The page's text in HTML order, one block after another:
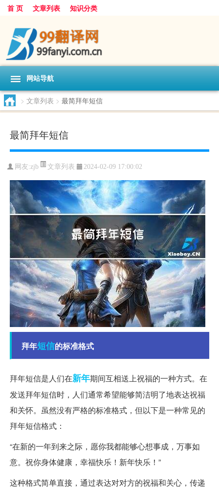
首 页 文章列表 知识分类
网站导航
> 文章列表 > 最简拜年短信
最简拜年短信
网友:zjb 文章列表 2024-02-09 17:00:02
拜年短信的标准格式
拜年短信是人们在新年期间互相送上祝福的一种方式。在
发送拜年短信时，人们通常希望能够简洁明了地表达祝福
和关怀。虽然没有严格的标准格式，但以下是一种常见的
拜年短信格式：
“在新的一年到来之际，愿你我都能够心想事成，万事如
意。祝你身体健康，幸福快乐！新年快乐！”
这种格式简单直接，通过表达对对方的祝福和关心，传递